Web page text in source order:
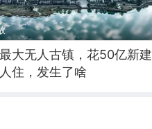
大无人古镇，花50亿新
住，发生了啥